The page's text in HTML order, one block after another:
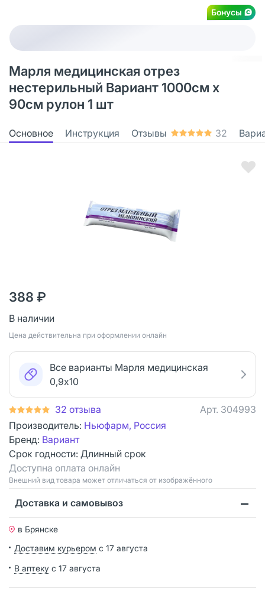
Бонусы
Марля медицинская отрез
нестерильный Вариант 1000см х
90см рулон 1 шт
Основное Инструкция Отзывы 32
388 ₽
В наличии
Цена действительна при оформлении онлайн
Все варианты Марля медицинская
0,9х10
32 отзыва Арт. 304993
Производитель: Ньюфарм, Россия
Бренд: Вариант
Срок годности: Длинный срок
Доступна оплата онлайн
Bнешний вид товара может отличаться от изображённого
Доставка и самовывоз
в Брянске
Доставим курьером с 17 августа
В аптеку с 17 августа